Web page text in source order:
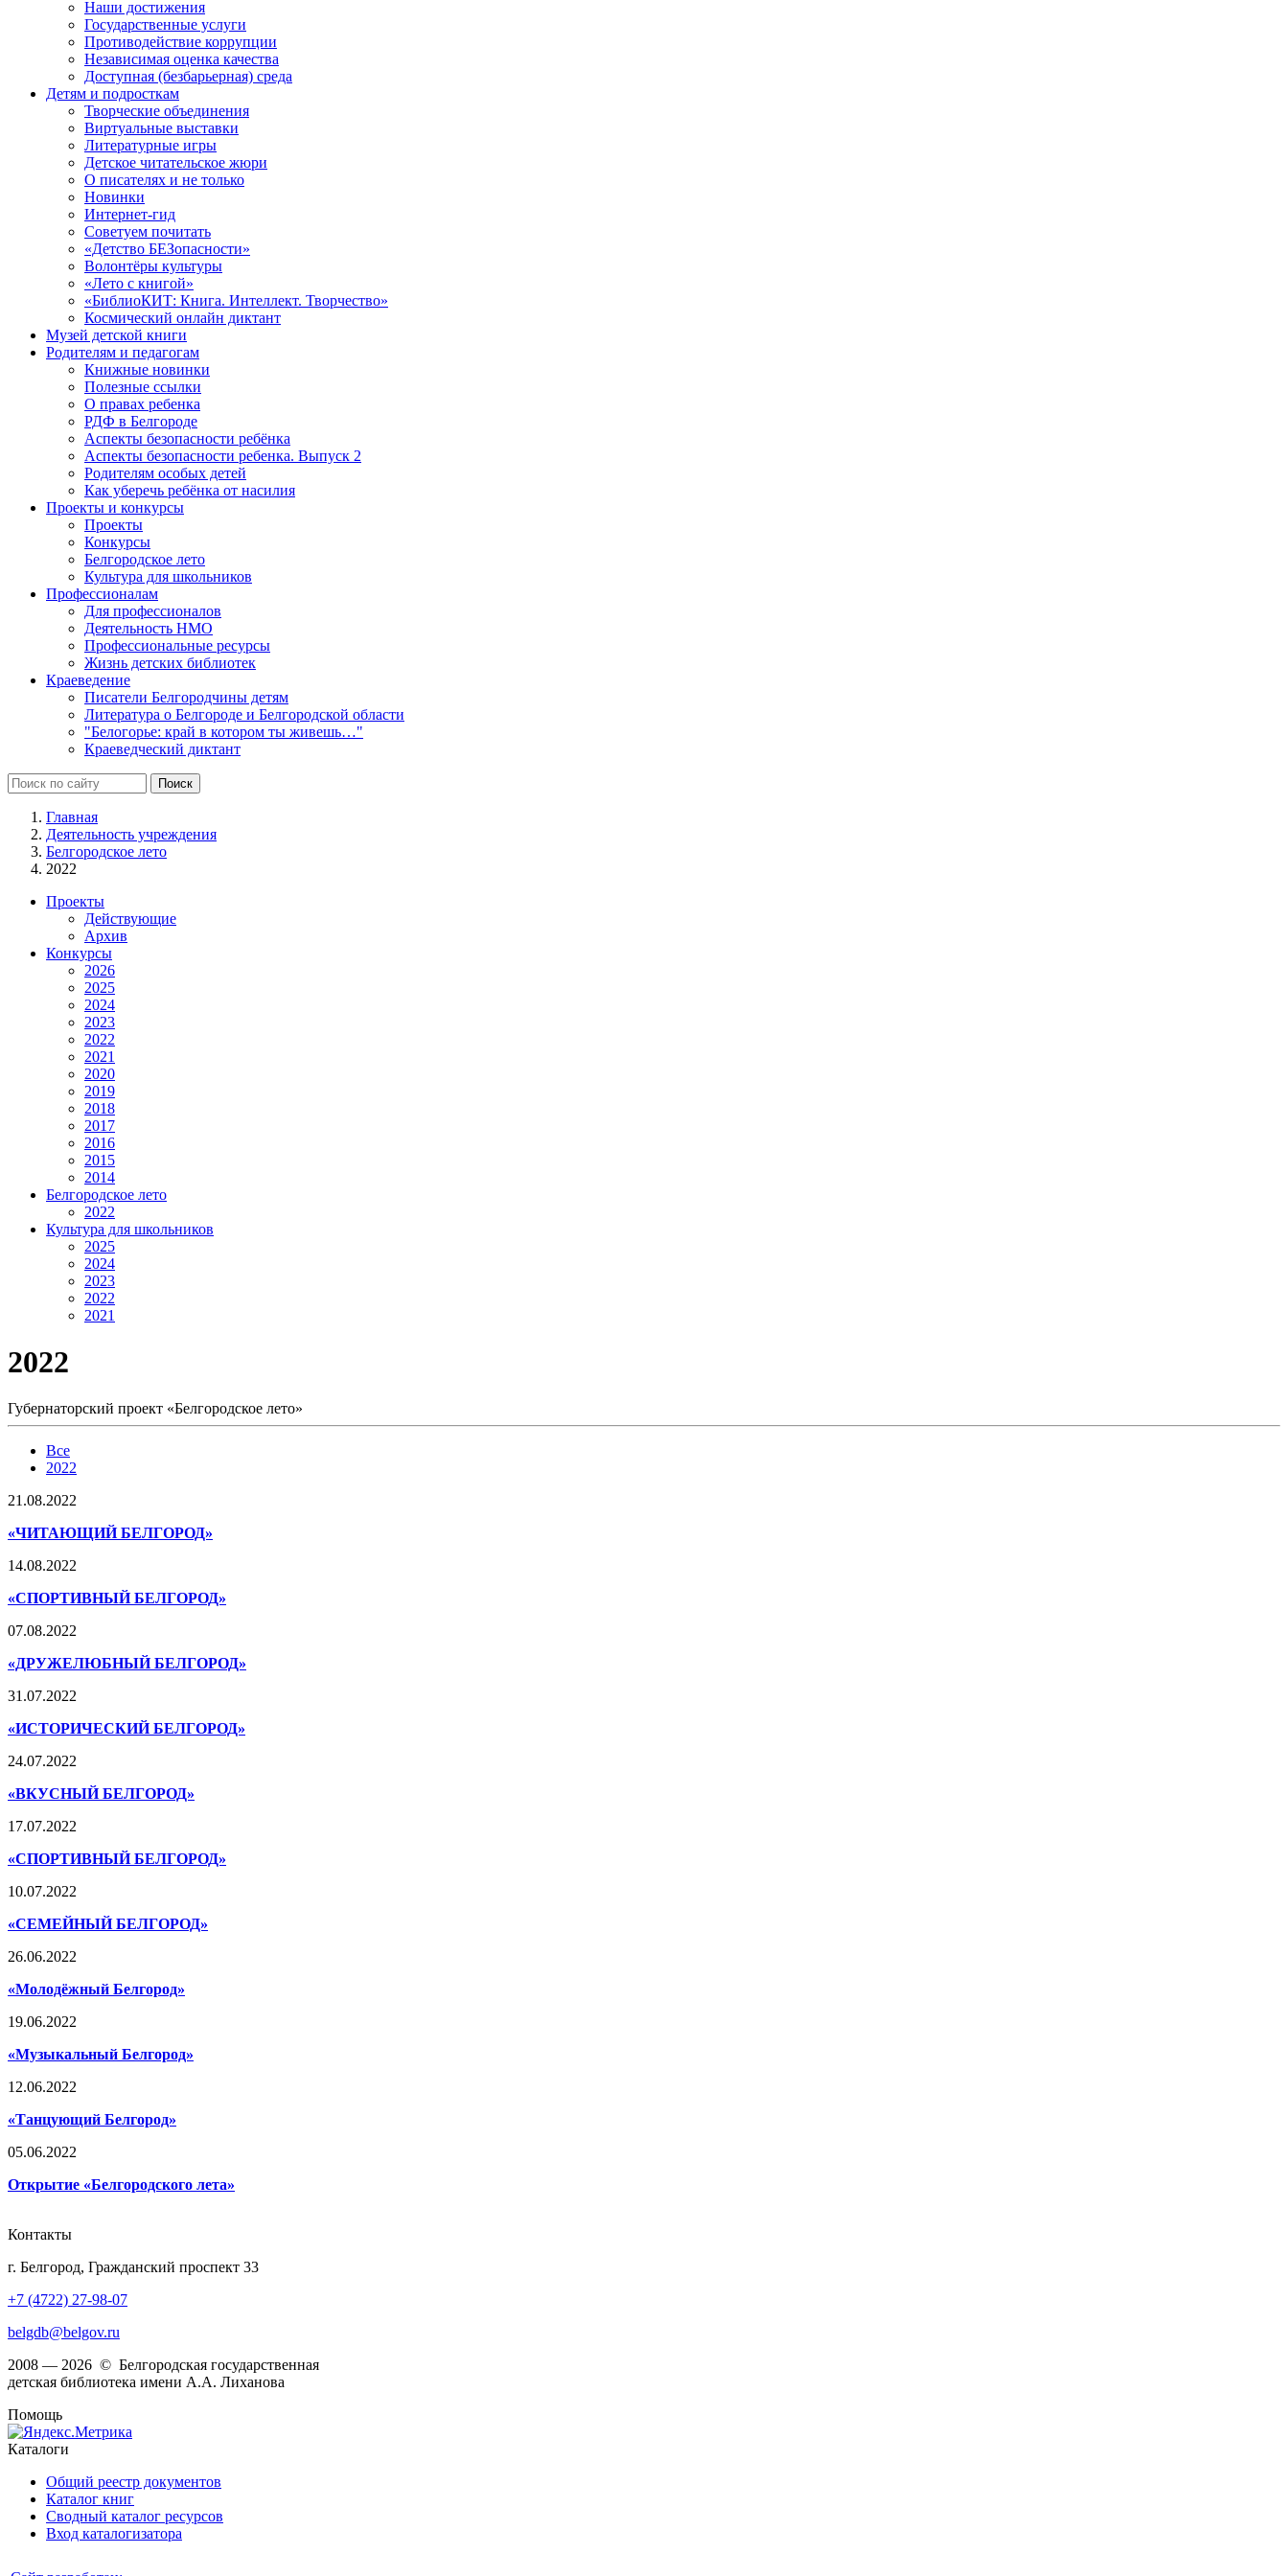
Наши достижения
Государственные услуги
Противодействие коррупции
Независимая оценка качества
Доступная (безбарьерная) среда
Детям и подросткам
Творческие объединения
Виртуальные выставки
Литературные игры
Детское читательское жюри
О писателях и не только
Новинки
Интернет-гид
Советуем почитать
«Детство БЕЗопасности»
Волонтёры культуры
«Лето с книгой»
«БиблиоКИТ: Книга. Интеллект. Творчество»
Космический онлайн диктант
Музей детской книги
Родителям и педагогам
Книжные новинки
Полезные ссылки
О правах ребенка
РДФ в Белгороде
Аспекты безопасности ребёнка
Аспекты безопасности ребенка. Выпуск 2
Родителям особых детей
Как уберечь ребёнка от насилия
Проекты и конкурсы
Проекты
Конкурсы
Белгородское лето
Культура для школьников
Профессионалам
Для профессионалов
Деятельность НМО
Профессиональные ресурсы
Жизнь детских библиотек
Краеведение
Писатели Белгородчины детям
Литература о Белгороде и Белгородской области
"Белогорье: край в котором ты живешь…"
Краеведческий диктант
Главная
Деятельность учреждения
Белгородское лето
2022
Проекты
Действующие
Архив
Конкурсы
2026
2025
2024
2023
2022
2021
2020
2019
2018
2017
2016
2015
2014
Белгородское лето
2022
Культура для школьников
2025
2024
2023
2022
2021
2022
Губернаторский проект «Белгородское лето»
Все
2022
21.08.2022
«ЧИТАЮЩИЙ БЕЛГОРОД»
14.08.2022
«СПОРТИВНЫЙ БЕЛГОРОД»
07.08.2022
«ДРУЖЕЛЮБНЫЙ БЕЛГОРОД»
31.07.2022
«ИСТОРИЧЕСКИЙ БЕЛГОРОД»
24.07.2022
«ВКУСНЫЙ БЕЛГОРОД»
17.07.2022
«СПОРТИВНЫЙ БЕЛГОРОД»
10.07.2022
«СЕМЕЙНЫЙ БЕЛГОРОД»
26.06.2022
«Молодёжный Белгород»
19.06.2022
«Музыкальный Белгород»
12.06.2022
«Танцующий Белгород»
05.06.2022
Открытие «Белгородского лета»
Контакты
г. Белгород, Гражданский проспект 33
+7 (4722) 27-98-07
belgdb@belgov.ru
2008 — 2026 © Белгородская государственная
детская библиотека имени А.А. Лиханова
Помощь
Каталоги
Общий реестр документов
Каталог книг
Сводный каталог ресурсов
Вход каталогизатора